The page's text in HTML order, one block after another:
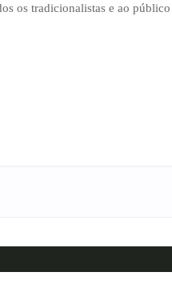
os tradicionalistas e ao